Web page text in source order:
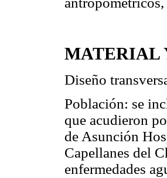
MATERIAL
Diseño
Población: se
que acudieron
de Asunción
Capellanes del
enfermedades